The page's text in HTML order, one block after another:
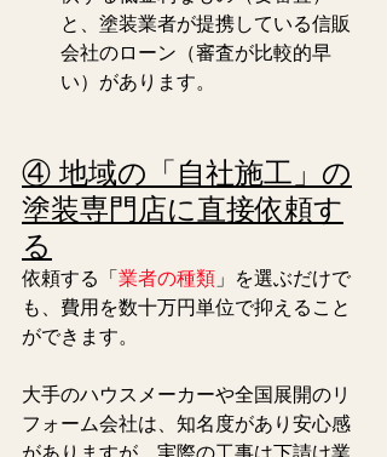
と、塗装業者が提携している信販
会社のローン（審査が比較的早
い）があります。
④ 地域の「自社施工」の
塗装専門店に直接依頼す
る
依頼する「業者の種類 」を選ぶだけで
も、費用を数十万円単位で抑えること
ができます。
大手のハウスメーカーや全国展開のリ
フォーム会社は、知名度があり安心感